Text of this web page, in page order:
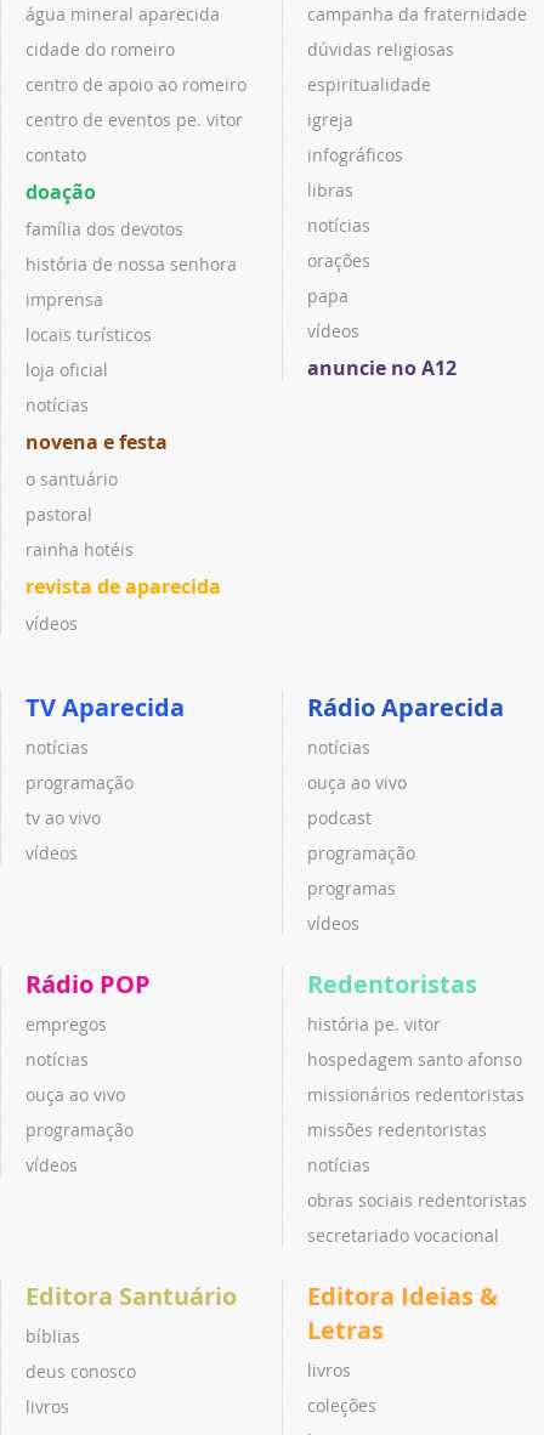
água mineral aparecida
cidade do romeiro
centro de apoio ao romeiro
centro de eventos pe. vitor
contato
doação
família dos devotos
história de nossa senhora
imprensa
locais turísticos
loja oficial
notícias
novena e festa
o santuário
pastoral
rainha hotéis
revista de aparecida
vídeos
campanha da fraternidade
dúvidas religiosas
espiritualidade
igreja
infográficos
libras
notícias
orações
papa
vídeos
anuncie no A12
TV Aparecida
notícias
programação
tv ao vivo
vídeos
Rádio Aparecida
notícias
ouça ao vivo
podcast
programação
programas
vídeos
Rádio POP
empregos
notícias
ouça ao vivo
programação
vídeos
Redentoristas
história pe. vitor
hospedagem santo afonso
missionários redentoristas
missões redentoristas
notícias
obras sociais redentoristas
secretariado vocacional
Editora Santuário
bíblias
deus conosco
livros
Editora Ideias &
Letras
livros
coleções